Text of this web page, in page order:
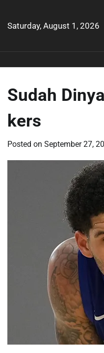
content
Saturday, August 1, 2026
Sudah
kers
Posted on September 27,